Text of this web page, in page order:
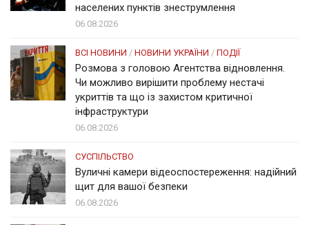
населених пунктів знеструмлення
06.08.2026
ВСІ НОВИНИ / НОВИНИ УКРАЇНИ / ПОДІЇ
Розмова з головою Агентства відновлення.
Чи можливо вирішити проблему нестачі
укриттів та що із захистом критичної
інфраструктури
06.08.2026
СУСПІЛЬСТВО
Вуличні камери відеоспостереження: надійний
щит для вашої безпеки
06.08.2026